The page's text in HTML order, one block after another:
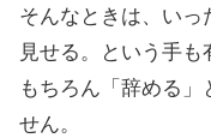
そんなときは、いっ
見せる。という手も
もちろん「辞める」
せん。